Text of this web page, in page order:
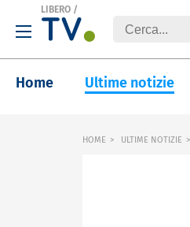
LIBERO /
Home Ultime notizie
HOME ULTIME NOTIZIE